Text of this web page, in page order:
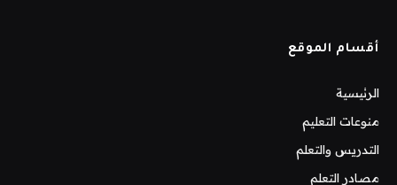
أقسام الموقع
الرئيسية
منوعات التعليم
التدريس والتعلم
مصادر التعلم